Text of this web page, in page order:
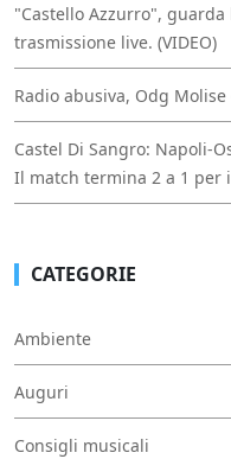
"Castello Azzurro",
trasmissione live. (VIDEO)
Radio abusiva, Odg
Castel Di Sangro: Napoli-
Il match termina 2 a 1 per
CATEGORIE
Ambiente
Auguri
Consigli musicali